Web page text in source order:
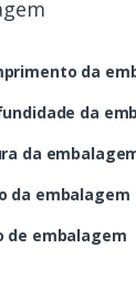
da
da
da
da embalagem
de embalagem